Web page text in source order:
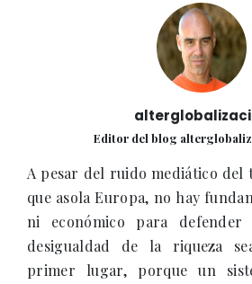
Editor del blog
A pesar del ruido mediático del
que asola Europa, no hay
ni económico para
desigualdad de la riqueza
primer lugar, porque un